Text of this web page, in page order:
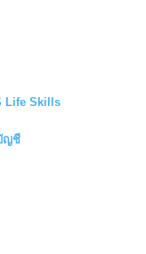
Life Skills
ญชี